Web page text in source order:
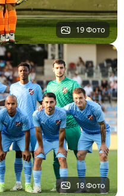
19 Фото
18 Фото